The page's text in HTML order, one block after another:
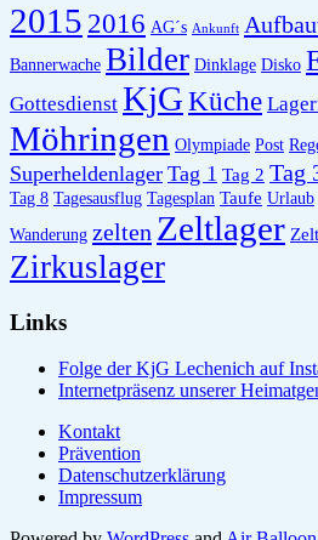
2015 2016 AG´s Ankunft
Bannerwache Bilder Dinklage Disko
Gottesdienst KjG Küche
Möhringen Olympiade Post
Superheldenlager Tag 1 Tag 2 Tag
Tag 8 Tagesausflug Tagesplan Taufe Urlaub
Wanderung zelten Zeltlager
Zirkuslager
Links
Folge der KjG Lechenich auf
Internetpräsenz unserer
Kontakt
Prävention
Datenschutzerklärung
Impressum